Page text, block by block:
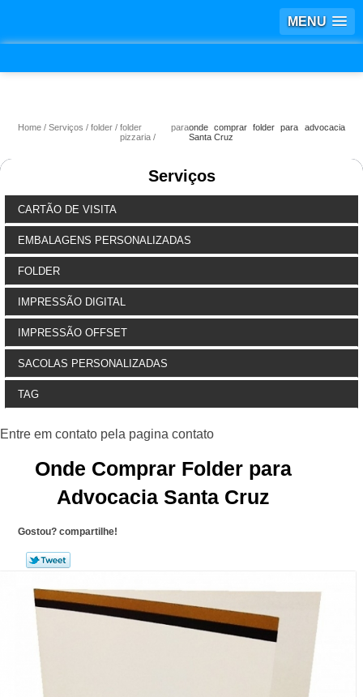
MENU
Home Serviços folder
folder para
pizzaria
onde comprar folder para advocacia
Santa Cruz
Serviços
CARTÃO DE VISITA
EMBALAGENS PERSONALIZADAS
FOLDER
IMPRESSÃO DIGITAL
IMPRESSÃO OFFSET
SACOLAS PERSONALIZADAS
TAG
Onde Comprar Folder para
Advocacia Santa Cruz
Gostou? compartilhe!